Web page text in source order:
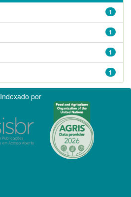
1
1
1
1
Indexado por